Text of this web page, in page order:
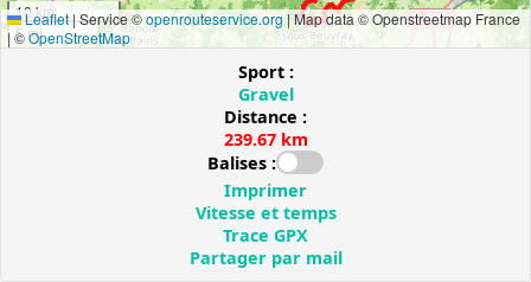
10 km
5 mi
Leaflet|Service ©openrouteservice.org | Map data © Openstreetmap France
| ©OpenStreetMap
Sport :
Gravel
Distance :
239.67 km
Balises :
Imprimer
Vitesse et temps
Trace GPX
Partager par mail